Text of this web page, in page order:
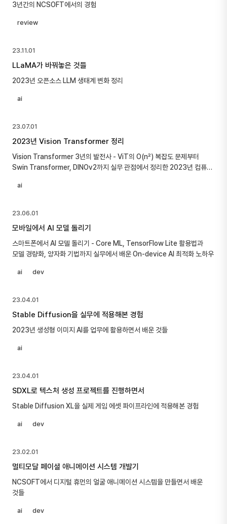
3년간의 NCSOFT에서의 경험
review
23.11.01
LLaMA가 바꿔놓은 것들
2023년 오픈소스 LLM 생태계 변화 정리
ai
23.07.01
2023년 Vision Transformer 정리
Vision Transformer 3년의 발전사 - ViT의 O(n²) 복잡도 문제부터
Swin Transformer, DINOv2까지 실무 관점에서 정리한 2023년 컴퓨터
ai
23.06.01
모바일에서 AI 모델 돌리기
스마트폰에서 AI 모델 돌리기 - Core ML, TensorFlow Lite 활용법과
모델 경량화, 양자화 기법까지 실무에서 배운 On-device AI 최적화 노하우
ai dev
23.04.01
Stable Diffusion을 실무에 적용해본 경험
2023년 생성형 이미지 AI를 업무에 활용하면서 배운 것들
ai
23.04.01
SDXL로 텍스처 생성 프로젝트를 진행하면서
Stable Diffusion XL을 실제 게임 에셋 파이프라인에 적용해본 경험
ai dev
23.02.01
멀티모달 페이셜 애니메이션 시스템 개발기
NCSOFT에서 디지털 휴먼의 얼굴 애니메이션 시스템을 만들면서 배운
것들
ai dev